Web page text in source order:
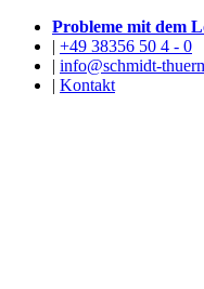
Probleme mit dem
| +49 38356 50 4 - 0
| info@schmidt-
| Kontakt